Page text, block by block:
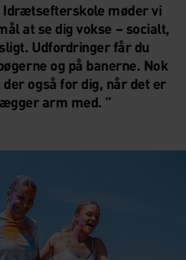
Idrætsefterskole møder vi
at se dig vokse – socialt,
Udfordringer får du
og på banerne. Nok
også for dig, når det er
arm med. ”